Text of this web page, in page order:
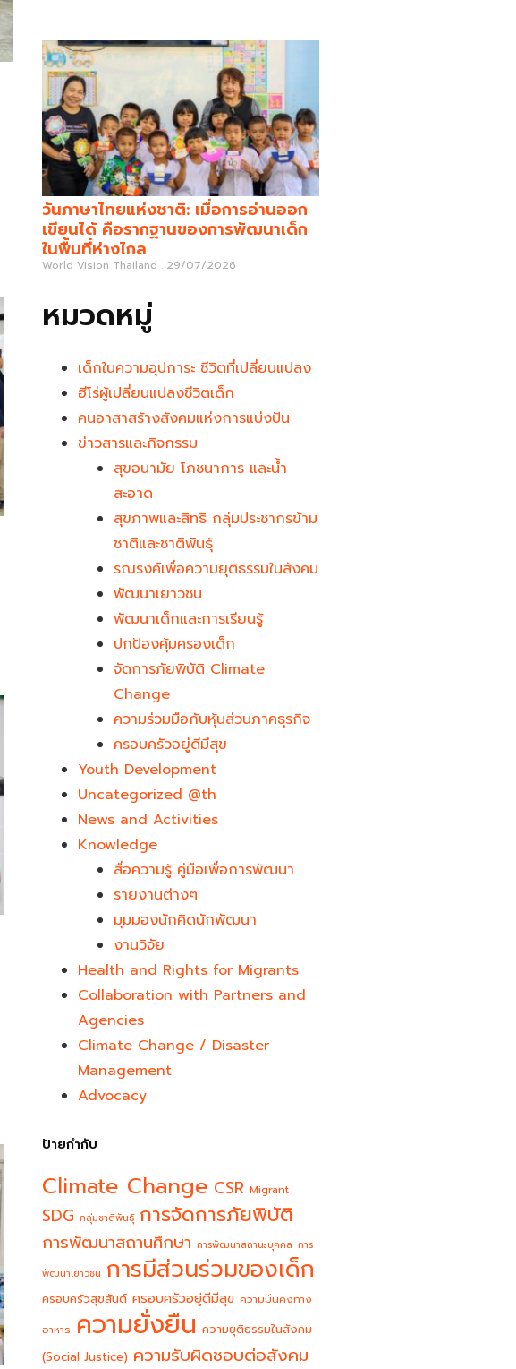
วันภาษาไทยแห่งชาติ: เมื่อการอ่านออก
เขียนได้ คือรากฐานของการพัฒนาเด็ก
ในพื้นที่ห่างไกล
World Vision Thailand 29/07/2026
หมวดหมู่
เด็กในความอุปการะ ชีวิตที่เปลี่ยนแปลง
ฮีโร่ผู้เปลี่ยนแปลงชีวิตเด็ก
คนอาสาสร้างสังคมแห่งการแบ่งปัน
ข่าวสารและกิจกรรม
สุขอนามัย โภชนาการ และน้ำ
สะอาด
สุขภาพและสิทธิ กลุ่มประชากรข้าม
ชาติและชาติพันธุ์
รณรงค์เพื่อความยุติธรรมในสังคม
พัฒนาเยาวชน
พัฒนาเด็กและการเรียนรู้
ปกป้องคุ้มครองเด็ก
จัดการภัยพิบัติ Climate
Change
ความร่วมมือกับหุ้นส่วนภาคธุรกิจ
ครอบครัวอยู่ดีมีสุข
Youth Development​
Uncategorized @th
News and Activities
Knowledge
สื่อความรู้ คู่มือเพื่อการพัฒนา
รายงานต่างๆ
มุมมองนักคิดนักพัฒนา
งานวิจัย
Health and Rights for Migrants
Collaboration with Partners and
Agencies
Climate Change / Disaster
Management
Advocacy
ป้ายกำกับ
Climate Change CSR Migrant
SDG กลุ่มชาติพันธุ์ การจัดการภัยพิบัติ
การพัฒนาสถานศึกษา การพัฒนาสถานะบุคคล การ
พัฒนาเยาวชน การมีส่วนร่วมของเด็ก
ครอบครัวสุขสันต์ ครอบครัวอยู่ดีมีสุข ความมั่นคงทาง
อาหาร ความยั่งยืน ความยุติธรรมในสังคม
(Social Justice) ความรับผิดชอบต่อสังคม